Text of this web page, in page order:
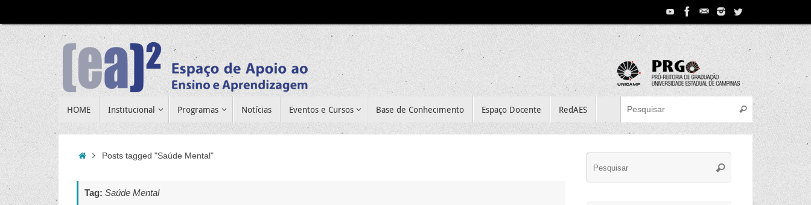
para
conteúdo
para
conteúdo
HOME Institucional Programas Notícias Eventos e Cursos Base de Conhecimento Espaço Docente RedAES
Search for:
Pesquisar
HomePosts tagged "Saúde Mental"
Tag: Saúde Mental
Pesquisar